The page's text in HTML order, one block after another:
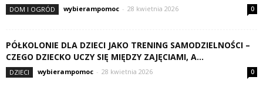
DOM I OGRÓD wybierampomoc - 28 kwietnia 2026 0
PÓŁKOLONIE DLA DZIECI JAKO TRENING SAMODZIELNOŚCI –
CZEGO DZIECKO UCZY SIĘ MIĘDZY ZAJĘCIAMI, A...
DZIECI wybierampomoc - 28 kwietnia 2026 0